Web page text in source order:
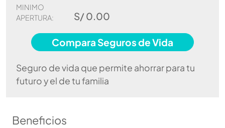
MINIMO
APERTURA:
S/ 0.00
Compara Seguros de Vida
Seguro de vida que permite ahorrar para tu
futuro y el de tu familia
Beneficios